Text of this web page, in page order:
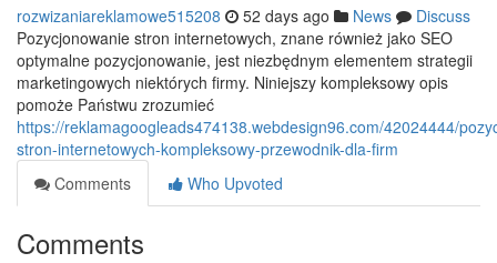
rozwizaniareklamowe515208 52 days ago News
Discuss
Pozycjonowanie stron internetowych, znane również jako SEO
optymalne pozycjonowanie, jest niezbędnym elementem strategii
marketingowych niektórych firmy. Niniejszy kompleksowy opis
pomoże Państwu zrozumieć
https://reklamagoogleads474138.webdesign96.com/42024444/
stron-internetowych-kompleksowy-przewodnik-dla-firm
Comments
Who Upvoted
Comments